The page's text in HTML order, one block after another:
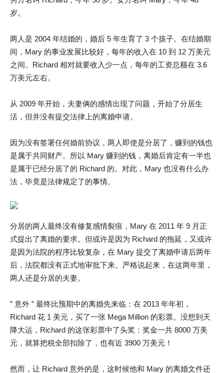
岁。
两人是 2004 年结婚的，婚后 5 年生育了 3 个孩子。在结婚期
间，Mary 的事业发展比较好，每年的收入在 10 到 12 万美元
之间。Richard 相对就要收入少一点，每年的工资总额在 3.6
万美元左右。
从 2009 年开始，夫妻俩的感情出现了问题，开始了分居生
活，但并没有提交法律上的离婚申请。
因为没有签署任何婚前协议，两人即使是分居了，赚到的钱也
是属于共同财产。所以 Mary 赚到的钱，离婚后肯定有一半也
是属于已经分居了的 Richard 的。对此，Mary 也没有什么办
法，毕竟是法律规定了的事情。
分居的两人最终没有修复感情裂痕，Mary 在 2011 年 9 月正
式提出了离婚的要求。但或许是因为 Richard 的拖延，又或许
是因为法院的程序比较复杂，在 Mary 提交了离婚申请后两年
后，法院都没有正式地审批下来。严格说起来，在这两年里，
两人还是分居的夫妻。
” 意外 ” 最终比预期中的离婚先来临：在 2013 年年初，
Richard 花 1 美元，买了一张 Mega Million 的彩票。没想到天
降大运，Richard 的这张彩票中了头奖：奖金一共 8000 万美
元，就算把税全部扣除了，也有近 3900 万美元！
然而，让 Richard 意外的是，这时候他和 Mary 的离婚文件还